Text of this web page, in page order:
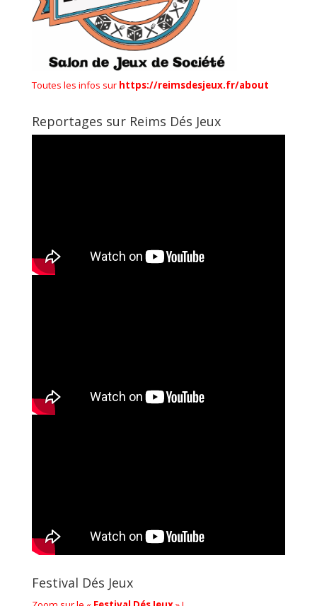
Toutes les infos sur https://reimsdesjeux.fr/about
Reportages sur Reims Dés Jeux
Festival Dés Jeux